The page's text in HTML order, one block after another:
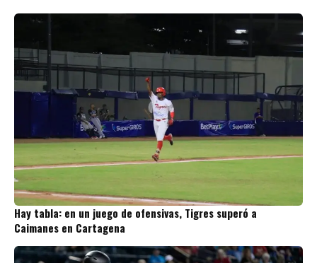
Hay tabla: en un juego de ofensivas, Tigres superó a
Caimanes en Cartagena